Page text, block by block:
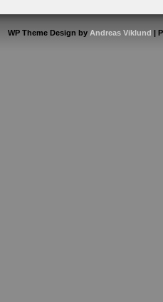
WP Theme Design by Andreas Viklund |